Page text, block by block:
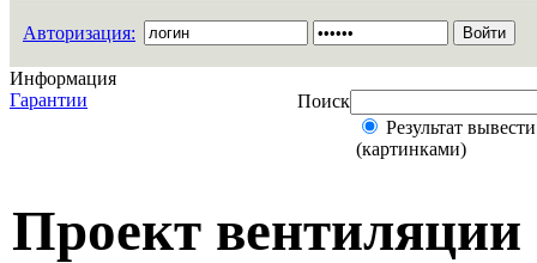
Авторизация:
Информация
Гарантии
Поиск
Результат
(картинками)
Проект вентиляции